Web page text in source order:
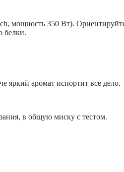
350 Вт).
белки.
яркий аромат испортит все дело.
в общую миску с тестом.